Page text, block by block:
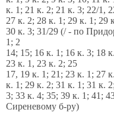
к. 1; 21 к. 2; 21 к. 3; 22/1,
27 к. 2; 28 к. 1; 29 к. 1; 29
30 к. 3; 31/29 (/ - по
1; 2
14; 15; 16 к. 1; 16 к. 3; 18
23 к. 1, 23 к. 2; 25
17, 19 к. 1; 21; 23 к. 1; 27
к. 1; 29 к. 2; 31 к. 1; 31 к.
3; 33 к. 4; 35; 39 к. 1; 41;
Сиреневому б-ру)